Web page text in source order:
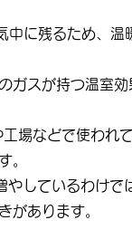
中に残るため、温
ガスが持つ温室効
場などで使われ
。
やしているわけで
があります。